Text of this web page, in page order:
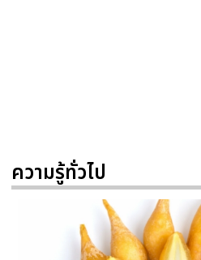
ความรู้ทั่วไป